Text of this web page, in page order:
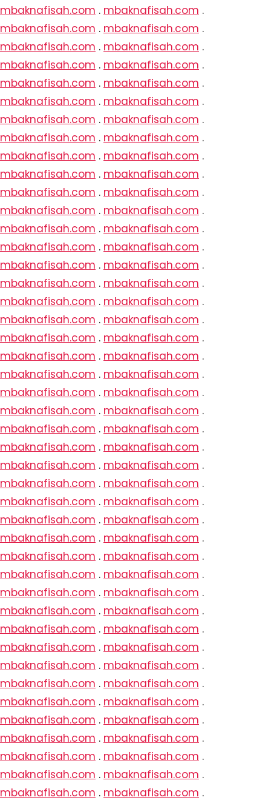
mbaknafisah.com . mbaknafisah.com .
mbaknafisah.com . mbaknafisah.com .
mbaknafisah.com . mbaknafisah.com .
mbaknafisah.com . mbaknafisah.com .
mbaknafisah.com . mbaknafisah.com .
mbaknafisah.com . mbaknafisah.com .
mbaknafisah.com . mbaknafisah.com .
mbaknafisah.com . mbaknafisah.com .
mbaknafisah.com . mbaknafisah.com .
mbaknafisah.com . mbaknafisah.com .
mbaknafisah.com . mbaknafisah.com .
mbaknafisah.com . mbaknafisah.com .
mbaknafisah.com . mbaknafisah.com .
mbaknafisah.com . mbaknafisah.com .
mbaknafisah.com . mbaknafisah.com .
mbaknafisah.com . mbaknafisah.com .
mbaknafisah.com . mbaknafisah.com .
mbaknafisah.com . mbaknafisah.com .
mbaknafisah.com . mbaknafisah.com .
mbaknafisah.com . mbaknafisah.com .
mbaknafisah.com . mbaknafisah.com .
mbaknafisah.com . mbaknafisah.com .
mbaknafisah.com . mbaknafisah.com .
mbaknafisah.com . mbaknafisah.com .
mbaknafisah.com . mbaknafisah.com .
mbaknafisah.com . mbaknafisah.com .
mbaknafisah.com . mbaknafisah.com .
mbaknafisah.com . mbaknafisah.com .
mbaknafisah.com . mbaknafisah.com .
mbaknafisah.com . mbaknafisah.com .
mbaknafisah.com . mbaknafisah.com .
mbaknafisah.com . mbaknafisah.com .
mbaknafisah.com . mbaknafisah.com .
mbaknafisah.com . mbaknafisah.com .
mbaknafisah.com . mbaknafisah.com .
mbaknafisah.com . mbaknafisah.com .
mbaknafisah.com . mbaknafisah.com .
mbaknafisah.com . mbaknafisah.com .
mbaknafisah.com . mbaknafisah.com .
mbaknafisah.com . mbaknafisah.com .
mbaknafisah.com . mbaknafisah.com .
mbaknafisah.com . mbaknafisah.com .
mbaknafisah.com . mbaknafisah.com .
mbaknafisah.com . mbaknafisah.com .